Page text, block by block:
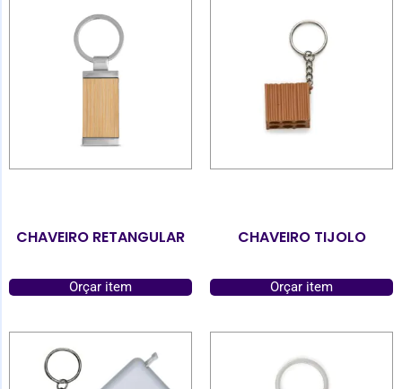
CHAVEIRO RETANGULAR
Orçar item
CHAVEIRO TIJOLO
Orçar item